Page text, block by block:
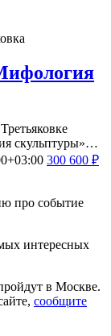
скульптуры»…
300 600 ₽
про событие
интересных
в Москве.
сообщите